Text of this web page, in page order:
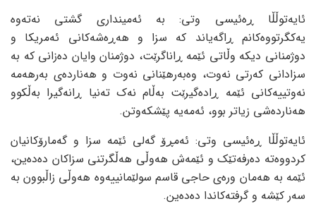
ئایەتوڵڵا ڕەئیسی وتی: بە ئەمینداری گشتی نەتەوە
یەکگرتووەکانم ڕاگەیاند کە سزا و هەڕەشەکانی ئەمریکا و
دوژمنانی دیکە وڵاتی ئێمە ڕاناگرێت، دوژمنان وایان دەزانی کە بە
سزادانی کەرتی نەوت، وەبەرهێنانی نەوت و هەناردەی بەرهەمە
نەوتییەکانی ئێمە ڕادەگیرێت بەڵام نەک تەنیا ڕانەگیرا بەڵكوو
هەناردەشی زیاتر بوو، ئەمەیە پێشکەوتن.
ئایەتوڵڵا ڕەئیسی وتی: ئەمڕۆ گەلی ئێمە سزا و گەمارۆکانیان
کردووەتە دەرفەتێک و ئێمەش هەوڵی هەڵگرتنی سزاکان دەدەین،
ئێمە بە هەمان ورەی حاجی قاسم سولێمانییەوە هەوڵی زاڵبوون بە
سەر کێشە و گرفتەکاندا دەدەین.